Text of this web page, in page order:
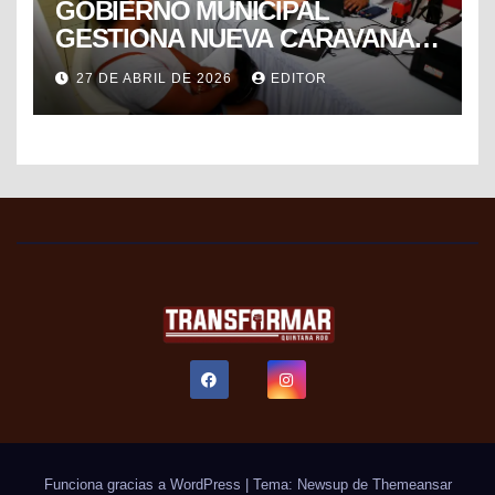
GOBIERNO MUNICIPAL
GESTIONA NUEVA CARAVANA
DE FORMALIZACIÓN Y
PROGRESO DEL SAT PARA
FACILITAR TRÁMITES FISCALES
27 DE ABRIL DE 2026 EDITOR
Funciona gracias a WordPress Tema: Newsup de Themeansar